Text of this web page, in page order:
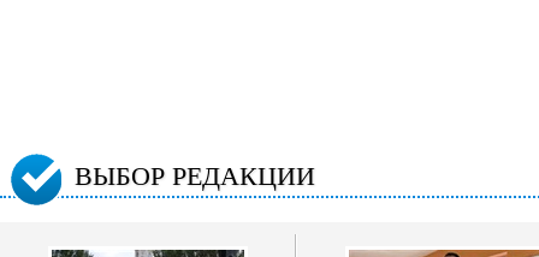
ВЫБОР РЕДАКЦИИ